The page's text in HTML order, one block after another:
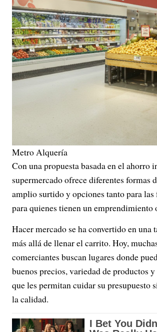
Metro Alquería
Con una propuesta basada en el ahorro
supermercado ofrece diferentes formas
amplio surtido y opciones tanto para
para quienes tienen un emprendimiento
Hacer mercado se ha convertido en una
más allá de llenar el carrito. Hoy,
comerciantes buscan lugares donde
buenos precios, variedad de productos
que les permitan cuidar su presupuesto
la calidad.